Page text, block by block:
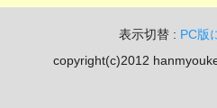
表示切替 : PC版
copyright(c)2012